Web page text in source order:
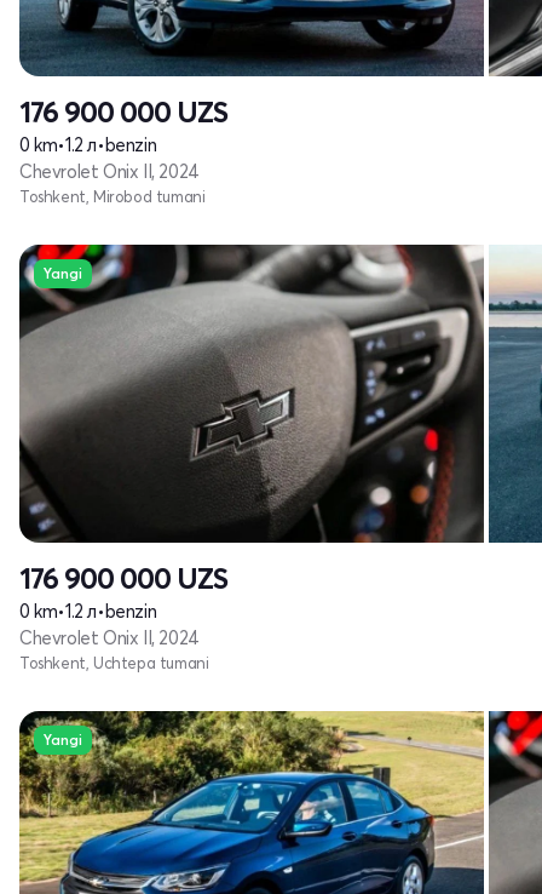
176 900 000 UZS
0 km•1.2 л•benzin
Chevrolet Onix II, 2024
Toshkent, Mirobod tumani
Yangi
176 900 000 UZS
0 km•1.2 л•benzin
Chevrolet Onix II, 2024
Toshkent, Uchtepa tumani
Yangi